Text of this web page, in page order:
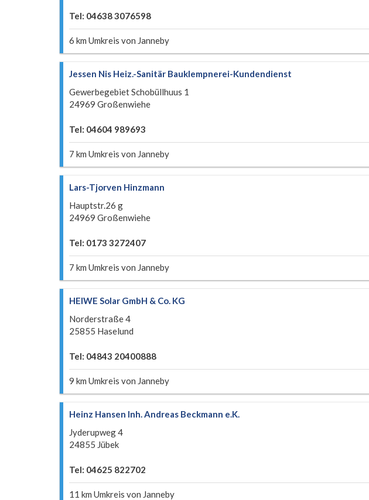
Tel: 04638 3076598
6 km Umkreis von Janneby
Jessen Nis Heiz.-Sanitär Bauklempnerei-Kundendienst
Gewerbegebiet Schobüllhuus 1
24969 Großenwiehe
Tel: 04604 989693
7 km Umkreis von Janneby
Lars-Tjorven Hinzmann
Hauptstr.26 g
24969 Großenwiehe
Tel: 0173 3272407
7 km Umkreis von Janneby
HEIWE Solar GmbH & Co. KG
Norderstraße 4
25855 Haselund
Tel: 04843 20400888
9 km Umkreis von Janneby
Heinz Hansen Inh. Andreas Beckmann e.K.
Jyderupweg 4
24855 Jübek
Tel: 04625 822702
11 km Umkreis von Janneby